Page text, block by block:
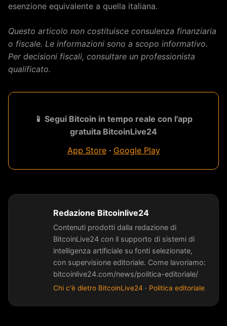
esenzione equivalente a quella italiana.
Questo articolo non costituisce consulenza finanziaria
o fiscale. Le informazioni sono a scopo informativo.
Per decisioni fiscali, consultare un professionista
qualificato.
📱 Segui Bitcoin in tempo reale con l'app
gratuita BitcoinLive24
App Store· Google Play
Redazione Bitcoinlive24
Contenuti prodotti dalla redazione di
BitcoinLive24 con il supporto di sistemi di
intelligenza artificiale su fonti selezionate,
con supervisione editoriale. Come lavoriamo:
bitcoinlive24.com/news/politica-editoriale/
Chi c'è dietro BitcoinLive24 · Politica editoriale